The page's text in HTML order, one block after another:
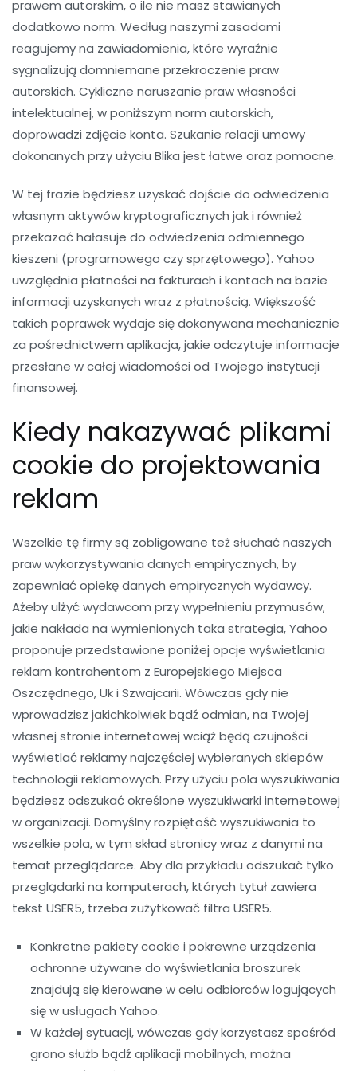
prawem autorskim, o ile nie masz stawianych
dodatkowo norm. Według naszymi zasadami
reagujemy na zawiadomienia, które wyraźnie
sygnalizują domniemane przekroczenie praw
autorskich. Cykliczne naruszanie praw własności
intelektualnej, w poniższym norm autorskich,
doprowadzi zdjęcie konta. Szukanie relacji umowy
dokonanych przy użyciu Blika jest łatwe oraz pomocne.
W tej frazie będziesz uzyskać dojście do odwiedzenia
własnym aktywów kryptograficznych jak i również
przekazać hałasuje do odwiedzenia odmiennego
kieszeni (programowego czy sprzętowego). Yahoo
uwzględnia płatności na fakturach i kontach na bazie
informacji uzyskanych wraz z płatnością. Większość
takich poprawek wydaje się dokonywana mechanicznie
za pośrednictwem aplikacja, jakie odczytuje informacje
przesłane w całej wiadomości od Twojego instytucji
finansowej.
Kiedy nakazywać plikami
cookie do projektowania
reklam
Wszelkie tę firmy są zobligowane też słuchać naszych
praw wykorzystywania danych empirycznych, by
zapewniać opiekę danych empirycznych wydawcy.
Ażeby ulżyć wydawcom przy wypełnieniu przymusów,
jakie nakłada na wymienionych taka strategia, Yahoo
proponuje przedstawione poniżej opcje wyświetlania
reklam kontrahentom z Europejskiego Miejsca
Oszczędnego, Uk i Szwajcarii. Wówczas gdy nie
wprowadzisz jakichkolwiek bądź odmian, na Twojej
własnej stronie internetowej wciąż będą czujności
wyświetlać reklamy najczęściej wybieranych sklepów
technologii reklamowych. Przy użyciu pola wyszukiwania
będziesz odszukać określone wyszukiwarki internetowej
w organizacji. Domyślny rozpiętość wyszukiwania to
wszelkie pola, w tym skład stronicy wraz z danymi na
temat przeglądarce. Aby dla przykładu odszukać tylko
przeglądarki na komputerach, których tytuł zawiera
tekst USER5, trzeba zużytkować filtra USER5.
Konkretne pakiety cookie i pokrewne urządzenia
ochronne używane do wyświetlania broszurek
znajdują się kierowane w celu odbiorców logujących
się w usługach Yahoo.
W każdej sytuacji, wówczas gdy korzystasz spośród
grono służb bądź aplikacji mobilnych, można